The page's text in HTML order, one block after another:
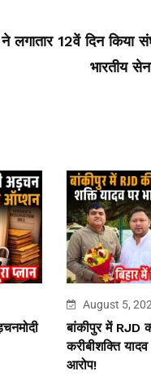
ने लगातार 12वें दिन किया
भारतीय
August 5,
बांकीपुर में RJD
करीबीशक्ति
आरोप!